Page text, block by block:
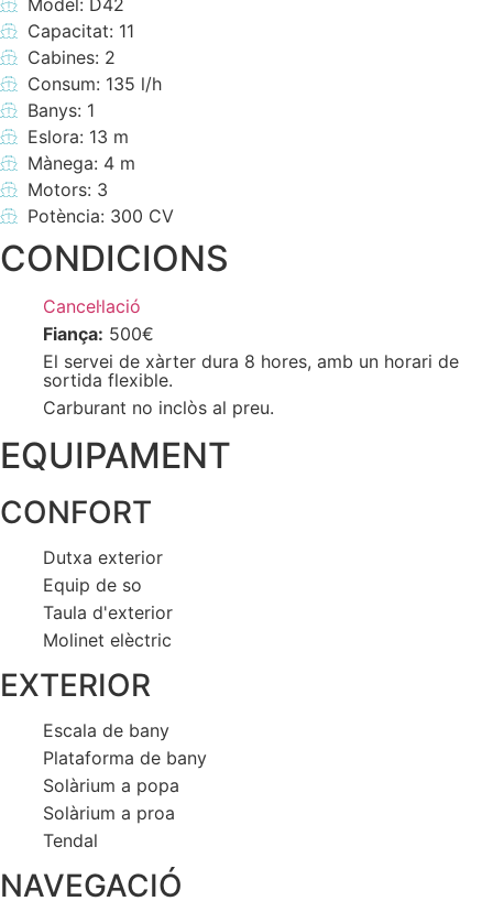
Model: D42
Capacitat: 11
Cabines: 2
Consum: 135 l/h
Banys: 1
Eslora: 13 m
Mànega: 4 m
Motors: 3
Potència: 300 CV
CONDICIONS
Cancel·lació
Fiança: 500€
El servei de xàrter dura 8 hores, amb un horari de
sortida flexible.
Carburant no inclòs al preu.
EQUIPAMENT
CONFORT
Dutxa exterior
Equip de so
Taula d'exterior
Molinet elèctric
EXTERIOR
Escala de bany
Plataforma de bany
Solàrium a popa
Solàrium a proa
Tendal
NAVEGACIÓ